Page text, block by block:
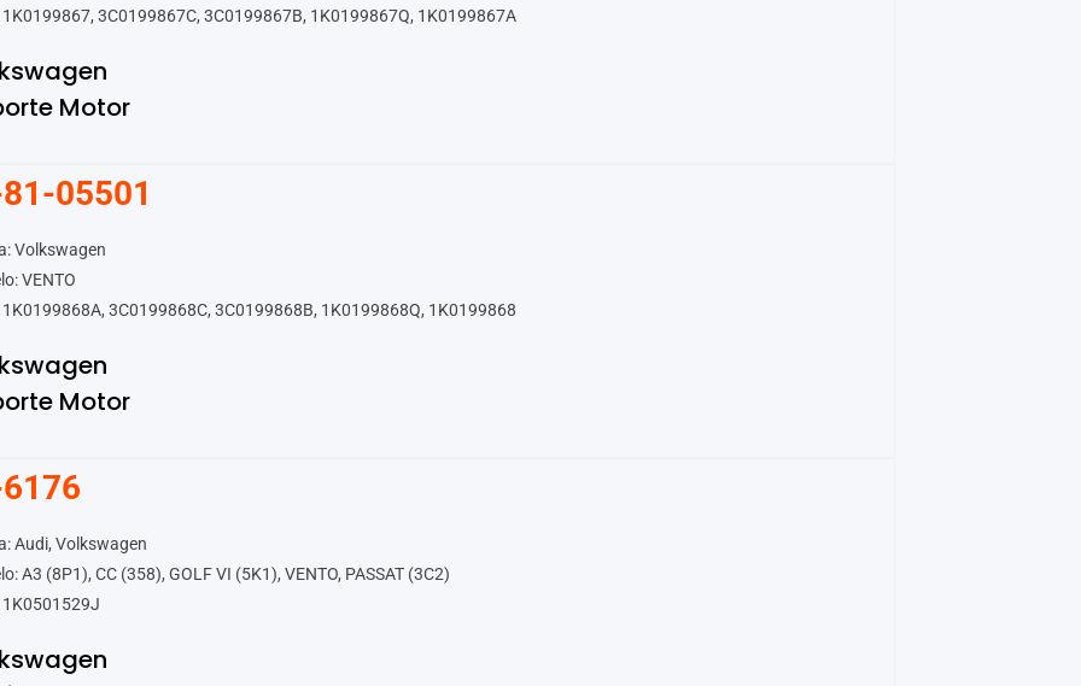
1K0199867, 3C0199867C, 3C0199867B, 1K0199867Q, 1K0199867A
Motor
05501
Volkswagen
VENTO
1K0199868A, 3C0199868C, 3C0199868B, 1K0199868Q, 1K0199868
Motor
Audi, Volkswagen
A3 (8P1), CC (358), GOLF VI (5K1), VENTO, PASSAT (3C2)
1K0501529J